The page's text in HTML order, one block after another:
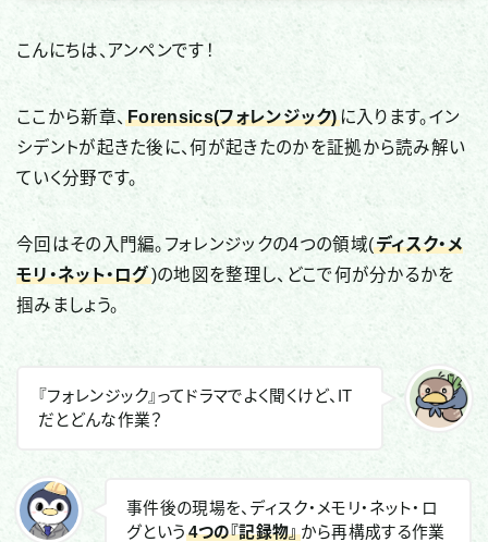
ブラウザ・Web
アプリ・プラットフォーム
CTF（技術学習）
CTF記事一覧
こんにちは、アンペンです！
ここから新章、Forensics(フォレンジック)に入ります。イン
シデントが起きた後に、何が起きたのかを証拠から読み解い
ていく分野です。
今回はその入門編。フォレンジックの4つの領域(ディスク・メ
モリ・ネット・ログ)の地図を整理し、どこで何が分かるかを
掴みましょう。
『フォレンジック』ってドラマでよく聞くけど、IT
だとどんな作業？
事件後の現場を、ディスク・メモリ・ネット・ロ
グという4つの『記録物』から再構成する作業